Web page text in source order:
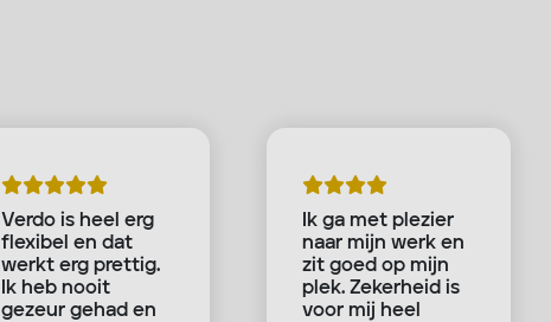
Verdo is heel erg
flexibel en dat
werkt erg prettig.
Ik heb nooit
gezeur gehad en
Ik ga met plezier
naar mijn werk en
zit goed op mijn
plek. Zekerheid is
voor mij heel